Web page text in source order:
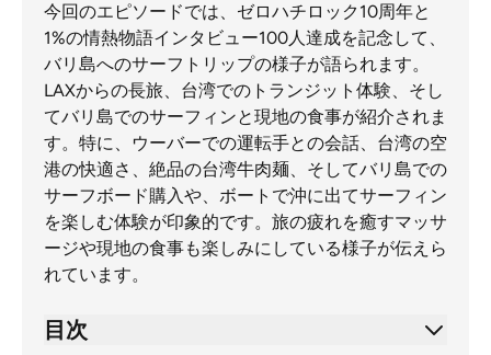
今回のエピソードでは、ゼロハチロック10周年と
1%の情熱物語インタビュー100人達成を記念して、
バリ島へのサーフトリップの様子が語られます。
LAXからの長旅、台湾でのトランジット体験、そし
てバリ島でのサーフィンと現地の食事が紹介されま
す。特に、ウーバーでの運転手との会話、台湾の空
港の快適さ、絶品の台湾牛肉麺、そしてバリ島での
サーフボード購入や、ボートで沖に出てサーフィン
を楽しむ体験が印象的です。旅の疲れを癒すマッサ
ージや現地の食事も楽しみにしている様子が伝えら
れています。
目次